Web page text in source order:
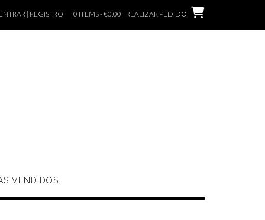
ENTRAR | REGISTRO 0 ITEMS - €0,00 REALIZAR PEDIDO
VENDIDOS